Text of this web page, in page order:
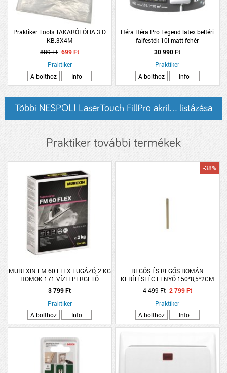
Praktiker Tools TAKARÓFÓLIA 3 D
KB.3X4M
889 Ft 699 Ft
Praktiker
A bolthoz
Info
Héra Héra Pro Legend latex beltéri
falfesték 10l matt fehér
30 990 Ft
Praktiker
A bolthoz
Info
Többi NESPOLI LaserTouch FillPro akril... listázása
Praktiker további termékek
MUREXIN FM 60 FLEX FUGÁZÓ, 2 KG
HOMOK 171 VÍZLEPERGETŐ
3 799 Ft
Praktiker
A bolthoz
Info
REGŐS ÉS REGŐS ROMÁN
KERÍTÉSLÉC FENYŐ 150*8,5*2CM
-38%
4 499 Ft 2 799 Ft
Praktiker
A bolthoz
Info